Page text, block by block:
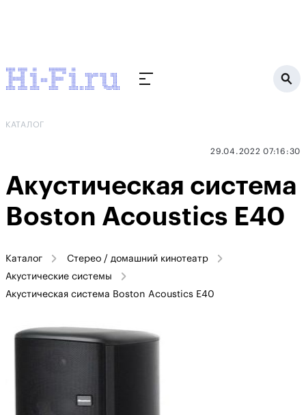
КАТАЛОГ
29.04.2022 07:16:30
Акустическая система
Boston Acoustics E40
Каталог
Стерео / домашний кинотеатр
Акустические системы
Акустическая система Boston Acoustics E40